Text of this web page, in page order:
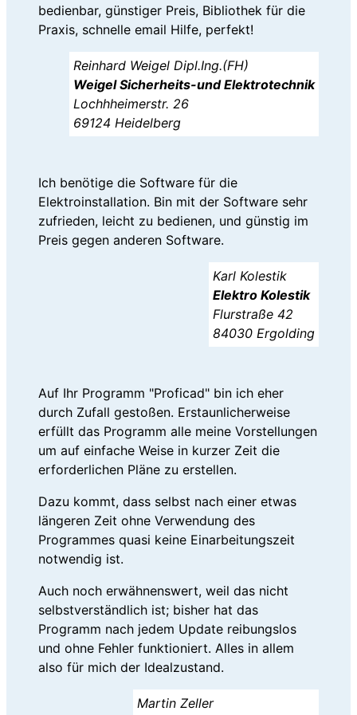
bedienbar, günstiger Preis, Bibliothek für die
Praxis, schnelle email Hilfe, perfekt!
Reinhard Weigel Dipl.Ing.(FH)
Weigel Sicherheits-und Elektrotechnik
Lochhheimerstr. 26
69124 Heidelberg
Ich benötige die Software für die
Elektroinstallation. Bin mit der Software sehr
zufrieden, leicht zu bedienen, und günstig im
Preis gegen anderen Software.
Karl Kolestik
Elektro Kolestik
Flurstraße 42
84030 Ergolding
Auf Ihr Programm "Proficad" bin ich eher
durch Zufall gestoßen. Erstaunlicherweise
erfüllt das Programm alle meine Vorstellungen
um auf einfache Weise in kurzer Zeit die
erforderlichen Pläne zu erstellen.
Dazu kommt, dass selbst nach einer etwas
längeren Zeit ohne Verwendung des
Programmes quasi keine Einarbeitungszeit
notwendig ist.
Auch noch erwähnenswert, weil das nicht
selbstverständlich ist; bisher hat das
Programm nach jedem Update reibungslos
und ohne Fehler funktioniert. Alles in allem
also für mich der Idealzustand.
Martin Zeller